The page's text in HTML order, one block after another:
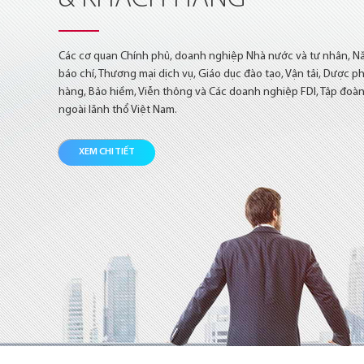
Các cơ quan Chính phủ, doanh nghiệp Nhà nước và tư nhân,
báo chí, Thương mại dịch vụ, Giáo dục đào tạo, Vận tải, Dược
hàng, Bảo hiềm, Viễn thông và Các doanh nghiệp FDI, Tập
ngoài lãnh thổ Việt Nam.
XEM CHI TIẾT